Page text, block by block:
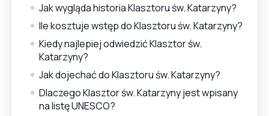
Jak wygląda historia Klasztoru św. Katarzyny?
Ile kosztuje wstęp do Klasztoru św. Katarzyny?
Kiedy najlepiej odwiedzić Klasztor św.
Katarzyny?
Jak dojechać do Klasztoru św. Katarzyny?
Dlaczego Klasztor św. Katarzyny jest wpisany
na listę UNESCO?